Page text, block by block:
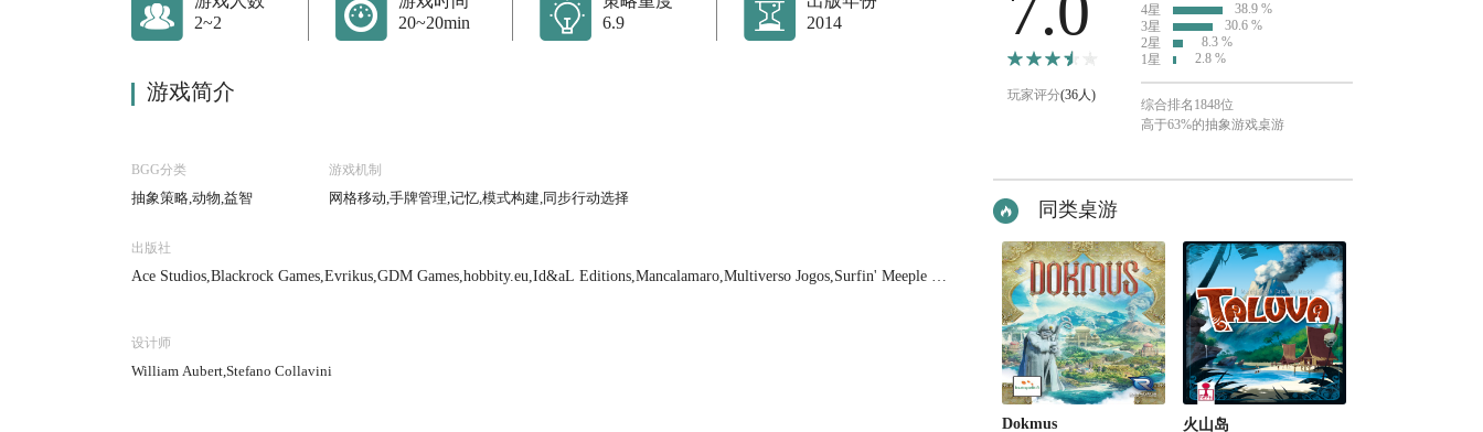
2~2
20~20min
6.9
2014
游戏简介
BGG分类
抽象策略,动物,益智
游戏机制
网格移动,手牌管理,记忆,模式构建,同步行动选择
出版社
Ace Studios,Blackrock Games,Evrikus,GDM Games,hobbity.eu,Id&aL Editions,Mancalamaro,Multiverso Jogos,Surfin' Meeple Ch
设计师
William Aubert,Stefano Collavini
玩家评分(36人)
4星
38.9 %
3星
30.6 %
2星
8.3 %
1星
2.8 %
综合排名1848位
高于63%的抽象游戏桌游
同类桌游
Dokmus 火山岛